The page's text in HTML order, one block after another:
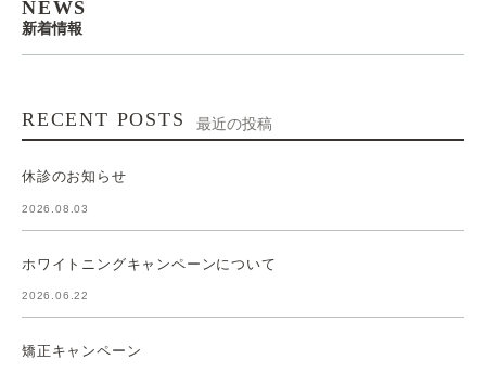
NEWS
新着情報
RECENT POSTS 最近の投稿
休診のお知らせ
2026.08.03
ホワイトニングキャンペーンについて
2026.06.22
矯正キャンペーン